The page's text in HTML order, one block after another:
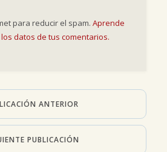
para reducir el spam. Aprende
datos de tus comentarios.
ANTERIOR
PUBLICACIÓN